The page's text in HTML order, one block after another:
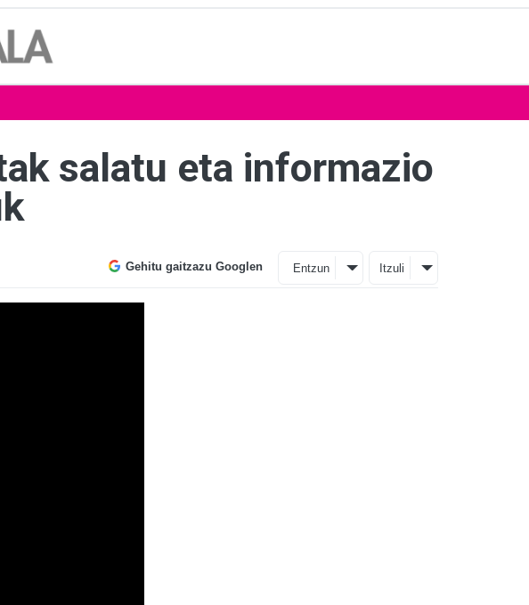
salatu eta informazio
Gehitu gaitzazu Googlen Entzun Itzuli